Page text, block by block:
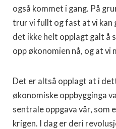
også kommet i gang. På
trur vi fullt og fast at vi
det ikke helt opplagt galt å
opp økonomien nå, og at vi
Det er altså opplagt at i
økonomiske oppbygginga
sentrale oppgava vår, som
krigen. I dag er deri